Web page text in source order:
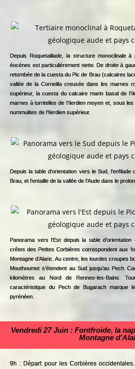
Depuis Roquetaillade, la structure monoclinale
éocènes est particulièrement nette. De droite à
retombée de la cuesta du Pic de Brau (calcaires
vallée de la Corneilla creusée dans les marnes
supérieur, la cuesta du calcaire marin basal de
marnes à turritelles de l’Ilerdien moyen et, sous
nummulites de l’Ilerdien supérieur.
Depuis la table d’orientation vers le Sud, l’enfilade
Brau, et l’entaille de la vallée de l’Aude dans le
Panorama vers l’Est depuis la table
crêtes des Petites Corbières correspondent aux
Montagne d’Alaric. Au centre, les lourdes croupes
Mouthoumet s’étendent au Sud jusqu’au Pech
kilomètres au Nord de Rennes-les-Bains.
caractéristique du Pech de Bugarach marque
pyrénéen.
Vendredi 27 Juin : Fontfroide, la
Montagne
9h : Départ pour les Corbières